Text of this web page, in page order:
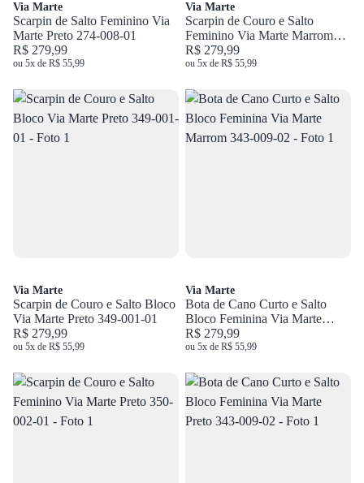
Via Marte
Scarpin de Salto Feminino Via
Marte Preto 274-008-01
R$ 279,99
ou 5x de R$ 55,99
Via Marte
Scarpin de Couro e Salto
Feminino Via Marte Marrom
350-002-01
R$ 279,99
ou 5x de R$ 55,99
Via Marte
Scarpin de Couro e Salto Bloco
Via Marte Preto 349-001-01
R$ 279,99
ou 5x de R$ 55,99
Via Marte
Bota de Cano Curto e Salto
Bloco Feminina Via Marte
Marrom 343-009-02
R$ 279,99
ou 5x de R$ 55,99